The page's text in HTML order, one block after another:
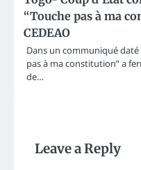
“Touche pas à ma
CEDEAO
Dans un communiqué daté
pas à ma constitution” a
de…
Leave a Reply